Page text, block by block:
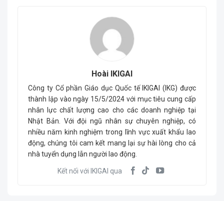
Hoài IKIGAI
Công ty Cổ phần Giáo dục Quốc tế IKIGAI (IKG) được
thành lập vào ngày 15/5/2024 với mục tiêu cung cấp
nhân lực chất lượng cao cho các doanh nghiệp tại
Nhật Bản. Với đội ngũ nhân sự chuyên nghiệp, có
nhiều năm kinh nghiệm trong lĩnh vực xuất khẩu lao
động, chúng tôi cam kết mang lại sự hài lòng cho cả
nhà tuyển dụng lẫn người lao động.
Kết nối với IKIGAI qua